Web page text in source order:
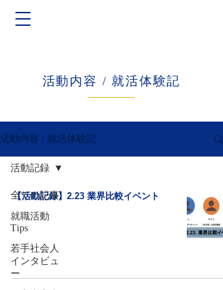
活動内容 / 就活体験記
活動内容 / 就活体験記
全ての記事
就職活動
Tips
若手社会人
インタビュ
ー
活動記録
【活動記録】2.23 業界比較イベント